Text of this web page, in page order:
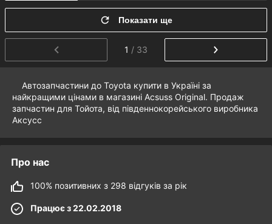
3
Оплата
Передбачено безготівкову форму оплати на
карти Приватбанку або Монобанку і
Показати ще
1 / 33
Автозапчастини до Toyota купити в Україні за
найкращими цінами в магазині Acsuss Original. Продаж
запчастин для Тойота, від південнокорейського виробника
Аксусс
Про нас
100% позитивних з 298 відгуків за рік
Працює з 22.02.2018